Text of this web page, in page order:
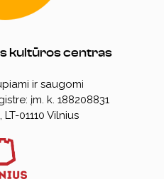
kultūros centras
ir saugomi
įm. k. 188208831
01110 Vilnius